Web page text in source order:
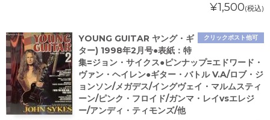
¥1,500(税込)
クリックポスト他可
YOUNG GUITAR ヤング・ギ
ター) 1998年2月号●表紙：特
集=ジョン・サイクス●ピンナップ=エドワード・
ヴァン・ヘイレン●ギター・バトル V.A/ロブ・ジ
ョンソン/メガデス/イングヴェイ・マルムスティ
ーン/ピンク・フロイド/ガンマ・レイvsエレジ
ー/アンディ・ティモンズ/他